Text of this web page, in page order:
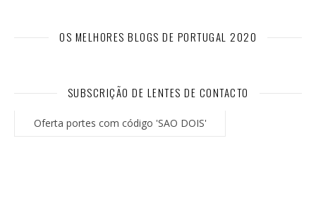
OS MELHORES BLOGS DE PORTUGAL 2020
SUBSCRIÇÃO DE LENTES DE CONTACTO
Oferta portes com código 'SAO DOIS'